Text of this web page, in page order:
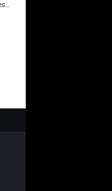
Оценки и отзывы прессы о Resident Evil 3: Nemesis